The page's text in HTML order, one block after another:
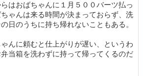
はおばちゃんに１月５００バーツ払っ
ゃんは来る時間が決まっておらず、洗
日のうちに持ち帰れないこともある。
んに頼むと仕上がりが遅い、というわ
当箱を洗わずに持って帰ってくるのだ